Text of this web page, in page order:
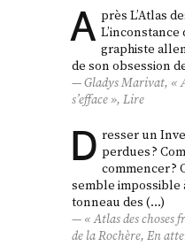
A près L’Atlas
L’inconstance
graphiste
de son obsession
Gladys Marivat, «
s’efface »,Lire
D resser un
perdues ?
commencer ?
semble impossible
tonneau des (…)
« Atlas des choses
de la Rochère,En